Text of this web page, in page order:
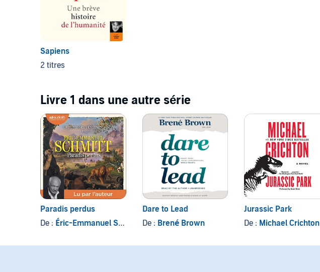
Sapiens
2 titres
Livre 1 dans une autre série
Paradis perdus
De : Éric-Emmanuel Schmitt
Dare to Lead
De : Brené Brown
Jurassic Park
De : Michael Crichton